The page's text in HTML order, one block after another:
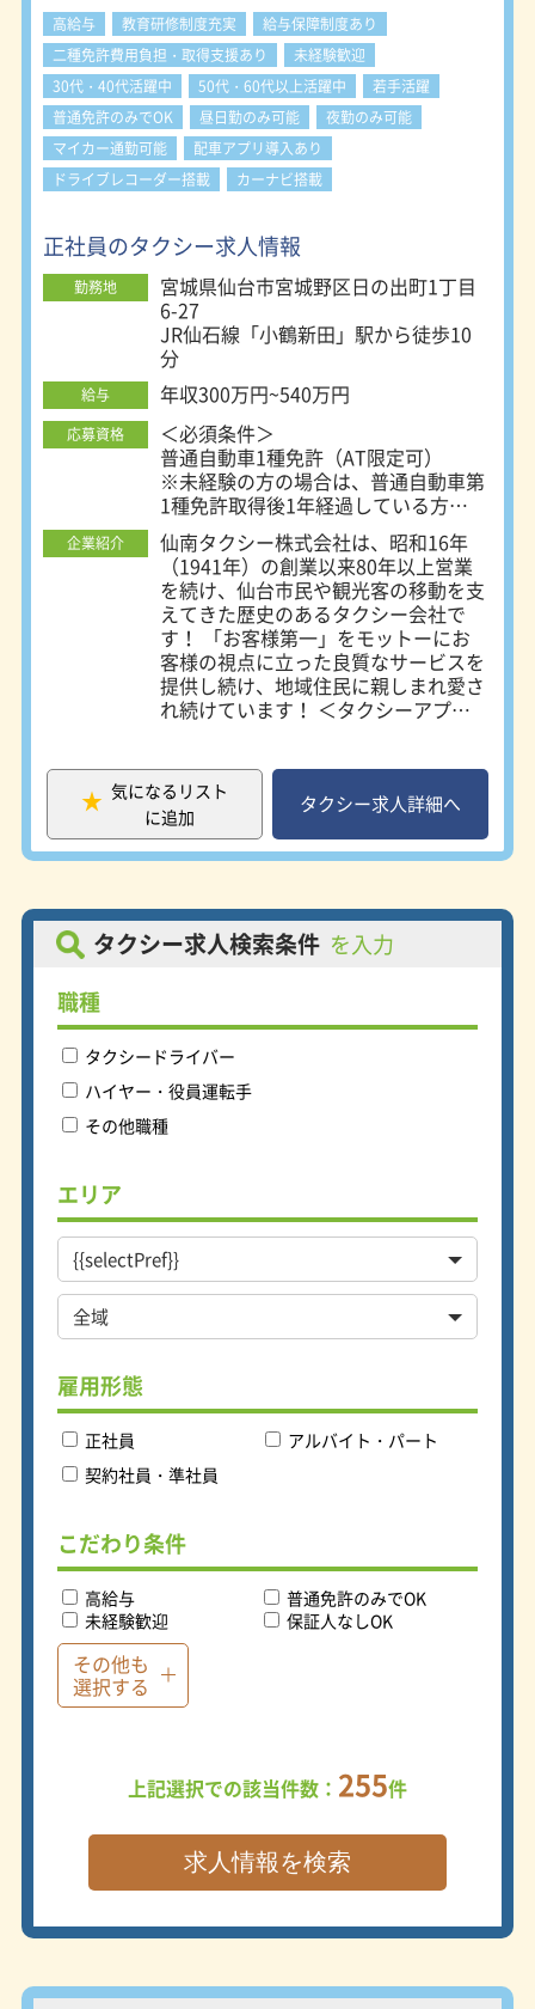
高給与 教育研修制度充実
給与保障制度あり
二種免許費用負担・取得支援あり
未経験歓迎
30代・40代活躍中
50代・60代以上活躍中
若手活躍
普通免許のみでOK
昼日勤のみ可能
夜勤のみ可能
マイカー通勤可能
配車アプリ導入あり
ドライブレコーダー搭載
カーナビ搭載
正社員のタクシー求人情報
勤務地
宮城県仙台市宮城野区日の出町1丁目
6-27
JR仙石線「小鶴新田」駅から徒歩10
分
給与 年収300万円~540万円
応募資格
＜必須条件＞
普通自動車1種免許（AT限定可）
※未経験の方の場合は、普通自動車第
1種免許取得後1年経過している方
＜歓迎条件＞
普通自動車2種免許保有者、タクシー
運転手経験者
◎学歴不問・年齢不問！未経験者歓
迎！20代～60代まで幅白い年代が活
躍中！
企業紹介
仙南タクシー株式会社は、昭和16年
（1941年）の創業以来80年以上営業
を続け、仙台市民や観光客の移動を支
えてきた歴史のあるタクシー会社で
す！ 「お客様第一」をモットーにお
客様の視点に立った良質なサービスを
提供し続け、地域住民に親しまれ愛さ
れ続けています！ ＜タクシーアプリ
「GO」は、お客様の送迎目的地が事
前にわかるため、道に迷うこともなく
スムーズに送迎が可能です！地元住民
や全国から訪れるビジネス利用者、観
きます！ ＜楽天イーグルスオフィシ
ャルスポンサー＞ ホームでの試合開
楽天イーグルスを会社全体で応援して
います。 ＜選べる出勤時間＞ 出勤時
間が自分で選択できるため、自身のラ
イフスタイルに合わせた働き方ができ
ます！自分のペースで働きたい方や時
間に制限のある方などにおすすめで
スタートしています。未経験者でも安
定して稼ぎ続けられるように充実した
社内研修と丁寧な指導で乗務まで完全
サポートしています！また、2種免許
の取得費用支援制度や全車両にカーナ
ビが搭載されているなど様々な支援が
気になるリスト
に追加
タクシー求人詳細へ
タクシー求人検索条件 を入力
職種
タクシードライバー
ハイヤー・役員運転手
その他職種
エリア
雇用形態
正社員
アルバイト・パート
契約社員・準社員
こだわり条件
高給与
普通免許のみでOK
未経験歓迎
保証人なしOK
その他も
選択する
上記選択での該当件数： 255件